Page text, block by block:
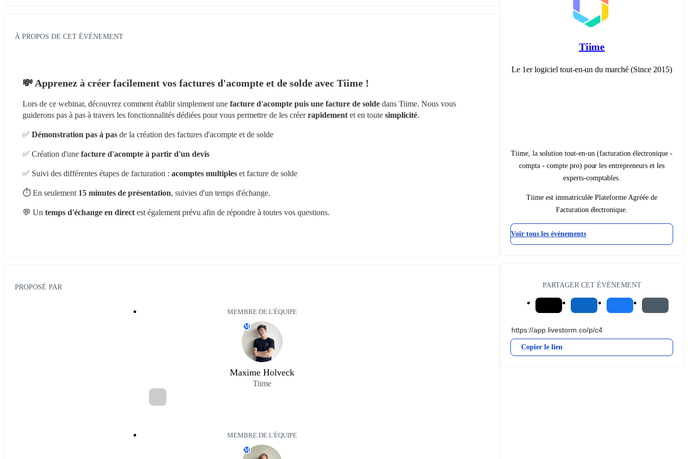
À PROPOS DE CET ÉVÉNEMENT
💸 Apprenez à créer facilement vos factures d'acompte et de solde avec Tiime !
Lors de ce webinar, découvrez comment établir simplement une facture d'acompte puis une facture de solde dans Tiime. Nous vous
guiderons pas à pas à travers les fonctionnalités dédiées pour vous permettre de les créer rapidement et en toute simplicité.
✅ Démonstration pas à pas de la création des factures d'acompte et de solde
✅ Création d'une facture d'acompte à partir d'un devis
✅ Suivi des différentes étapes de facturation : acomptes multiples et facture de solde
⏱ En seulement 15 minutes de présentation, suivies d'un temps d'échange.
💬 Un temps d'échange en direct est également prévu afin de répondre à toutes vos questions.
PROPOSÉ PAR
MEMBRE DE L'ÉQUIPE
M
Maxime Holveck
Tiime
MEMBRE DE L'ÉQUIPE
M
Tiime
Le 1er logiciel tout-en-un du marché (Since 2015)
Tiime, la solution tout-en-un (facturation électronique -
compta - compte pro) pour les entrepreneurs et les
experts-comptables.
Tiime est immatriculée Plateforme Agréée de
Facturation électronique.
Voir tous les événements
PARTAGER CET ÉVÉNEMENT
Copier le lien